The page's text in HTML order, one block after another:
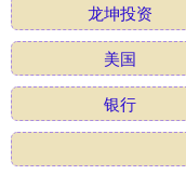
龙坤投资
美国
银行